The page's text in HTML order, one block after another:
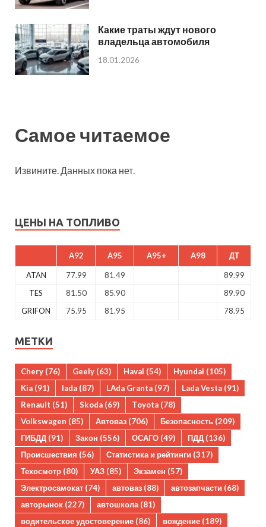
Какие траты ждут нового
владельца автомобиля
18.01.2026
Самое читаемое
Извините. Данных пока нет.
ЦЕНЫ НА ТОПЛИВО
A92 A95 A95+ A98 ДТ
ATAN 77.99 81.49
89.99
TES
81.50 85.90
89.90
GRIFON
75.95 81.95 78.95
МЕТКИ
Chery (76) Geely (63) Haval (54) Hyundai (105)
Kia (91) lada (87) LAda Granta (97) Lada Vesta (91)
Renault (51) Skoda (69) Toyota (78)
Volkswagen (85) Автоваз (706) Безопасность (209)
ГИБДД (91) Закон (556) ОСАГО (49) ПДД (136)
Происшествия (56) Статистика и рейтинги (317)
Техосмотр (80) УАЗ (85) Экзамен (57)
Электросамокат (74) автоваз (88) автозапчасти (68)
авторынок (227) автошкола(81)
водительское удостоверение (86) вождение (189)